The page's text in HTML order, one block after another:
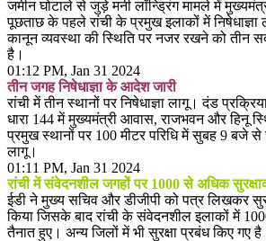
जमीन घोटाले से जुड़े मनी लॉन्ड्रिंग मामले में
पूछताछ के पहले रांची के प्रमुख इलाकों में निषेधाज्ञा
कानून व्यवस्था की स्थिति पर नजर रखने को तीन
है।
01:12 PM, Jan 31 2024
तीन जगह निषेधाज्ञा के आदेश जारी
रांची में तीन स्थानों पर निषेधाज्ञा लागू। दंड
धारा 144 में मुख्यमंत्री आवास, राजभवन और हिनू
प्रमुख स्थानों पर 100 मीटर परिधि में सुबह 9 बजे से
लागू।
01:11 PM, Jan 31 2024
रांची में संवेदनशील जगहों पर 1000 से अधिक
ईडी ने मुख्य सचिव और डीजीपी को पत्र लिखकर
किया जिसके बाद रांची के संवेदनशील इलाकों में
तैनात हुए। अन्य जिलों में भी सुरक्षा प्रबंध किए गए